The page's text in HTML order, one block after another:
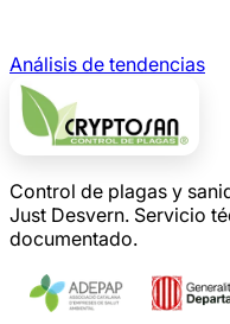
Análisis de tendencias
Control de plagas y
Just Desvern. Servicio
documentado.